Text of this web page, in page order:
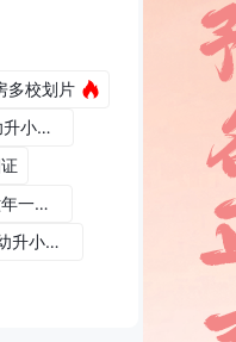
多校划片
2026年北京幼升小入学政策
2027年北京六年一学位政策
2027年北京幼升小入学政策